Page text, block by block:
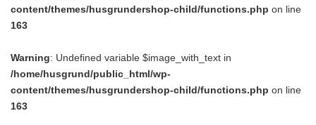
content/themes/husgrundershop-child/functions.php on line
163
Warning: Undefined variable $image_with_text in
/home/husgrund/public_html/wp-
content/themes/husgrundershop-child/functions.php on line
163